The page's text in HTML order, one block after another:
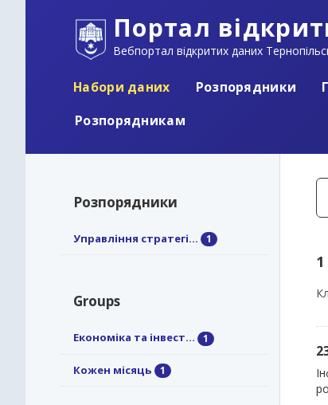
Портал
Вебпортал відкритих даних
Набори даних Розпорядники
Розпорядникам
Розпорядники
Управління стратегі... 1
Groups
Економіка та інвест... 1
Кожен місяць 1